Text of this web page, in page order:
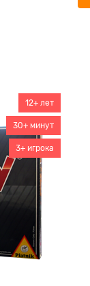
12+ лет
30+ минут
3+ игрока